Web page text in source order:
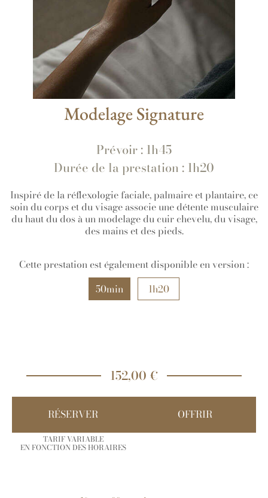
Modelage Signature
Prévoir : 1h45
Durée de la prestation : 1h20
Inspiré de la réflexologie faciale, palmaire et plantaire, ce
soin du corps et du visage associe une détente musculaire
du haut du dos à un modelage du cuir chevelu, du visage,
des mains et des pieds.
Cette prestation est également disponible en version :
50min
1h20
RÉSERVER
TARIF VARIABLE
EN FONCTION DES HORAIRES
OFFRIR
152,00 €